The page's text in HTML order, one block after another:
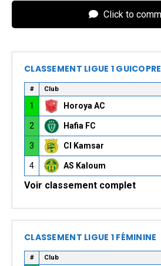
Click to
CLASSEMENT LIGUE 1
# Club
1 Horoya AC
2 Hafia FC
3 CI Kamsar
4 AS Kaloum
Voir classement complet
CLASSEMENT LIGUE 1 FÉMININE
# Club